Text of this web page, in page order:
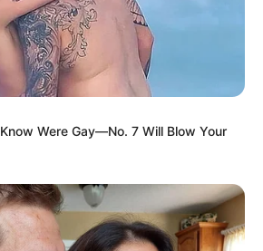
Were Gay—No. 7 Will Blow Your